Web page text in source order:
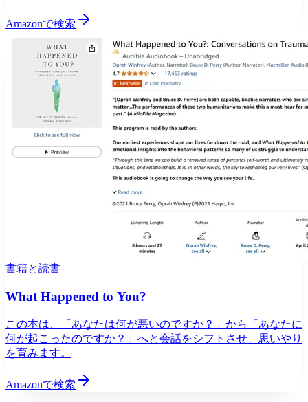
Amazonで検索
書籍と読書
What Happened to You?
この本は、「あなたは何が悪いのですか？」から「あなたに
何が起こったのですか？」へと会話をシフトさせ、思いやり
を育みます。
Amazonで検索